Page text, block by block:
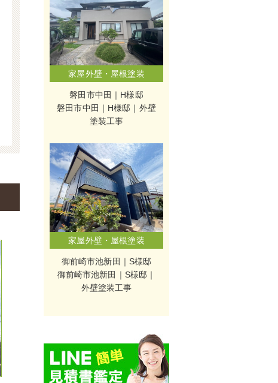
家屋外壁・屋根塗装
磐田市中田｜H様邸
磐田市中田｜H様邸｜外壁
塗装工事
家屋外壁・屋根塗装
御前崎市池新田｜S様邸
御前崎市池新田｜S様邸｜
外壁塗装工事